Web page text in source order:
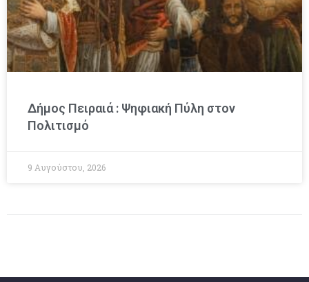
Δήμος Πειραιά : Ψηφιακή Πύλη στον
Πολιτισμό
9 Αυγούστου, 2026